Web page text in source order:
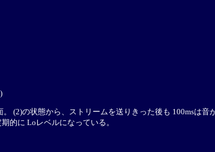
(2)の状態から、ストリームを送りきった後も 100msは音
的に Loレベルになっている。